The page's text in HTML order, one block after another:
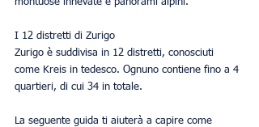
I 12 distretti di Zurigo
Zurigo è suddivisa in 12 distretti, conosciuti
come Kreis in tedesco. Ognuno contiene fino a 4
quartieri, di cui 34 in totale.
La seguente guida ti aiuterà a capire come